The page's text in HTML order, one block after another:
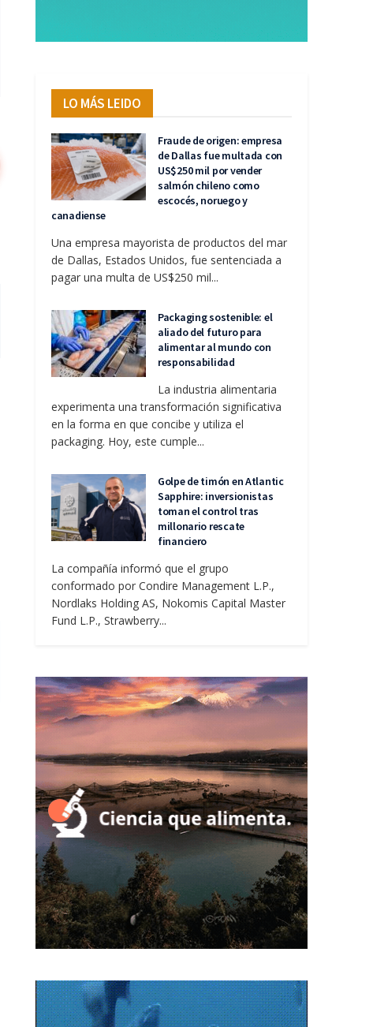
LO MÁS LEIDO
Fraude de origen: empresa
de Dallas fue multada con
US$250 mil por vender
salmón chileno como
escocés, noruego y
canadiense
Una empresa mayorista de productos del mar
de Dallas, Estados Unidos, fue sentenciada a
pagar una multa de US$250 mil...
Packaging sostenible: el
aliado del futuro para
alimentar al mundo con
responsabilidad
La industria alimentaria
experimenta una transformación significativa
en la forma en que concibe y utiliza el
packaging. Hoy, este cumple...
Golpe de timón en Atlantic
Sapphire: inversionistas
toman el control tras
millonario rescate
financiero
La compañía informó que el grupo
conformado por Condire Management L.P.,
Nordlaks Holding AS, Nokomis Capital Master
Fund L.P., Strawberry...